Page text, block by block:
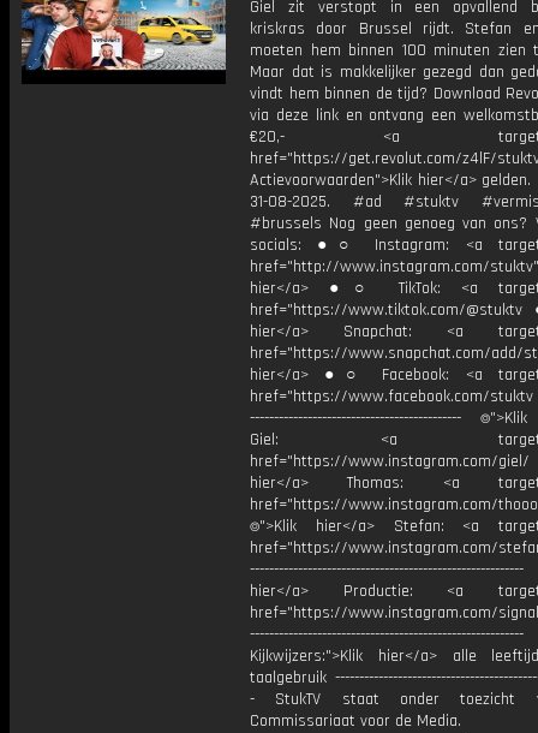
Giel zit verstopt in een opvallend
kriskras door Brussel rijdt. Stefan
moeten hem binnen 100 minuten zien
Maar dat is makkelijker gezegd dan
vindt hem binnen de tijd? Download
via deze link en ontvang een
€20,- <a
href="https://get.revolut.com/z4lF/
Actievoorwaarden">Klik hier</a> gelden.
31-08-2025. #ad #stuktv
#brussels Nog geen genoeg van ons?
socials: ●○ Instagram: <a
href="http://www.instagram.com/
hier</a> ●○ TikTok: <a
href="https://www.tiktok.com/
hier</a> Snapchat: <a
href="https://www.snapchat.com/add/
hier</a> ●○ Facebook: <a
href="https://www.facebook.com/stuktv
--------------------------------------------
Giel: <a
href="https://www.instagram.com/
hier</a> Thomas: <a
href="https://www.instagram.com/
⌾">Klik hier</a> Stefan: <a
href="https://www.instagram.com/
hier</a> Productie: <a
href="https://www.instagram.com/
---------------------------------------------------------
Kijkwijzers:">Klik hier</a> alle
taalgebruik
- StukTV staat onder toezicht
Commissariaat voor de Media.